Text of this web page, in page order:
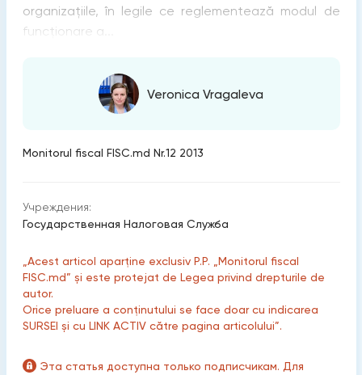
organizaţiile, în legile ce reglementează modul de
funcţionare a...
Veronica Vragaleva
Monitorul fiscal FISC.md Nr.12 2013
Учреждения:
Государственная Налоговая Служба
„Acest articol aparține exclusiv P.P. „Monitorul fiscal
FISC.md” și este protejat de Legea privind drepturile de
autor.
Orice preluare a conținutului se face doar cu indicarea
SURSEI și cu LINK ACTIV către pagina articolului”.
Эта статья доступна только подписчикам. Для